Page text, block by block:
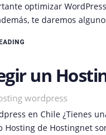
optimizar
te daremos
un
wordpress
en Chile ¿Tienes
Hosting de Hostingnet